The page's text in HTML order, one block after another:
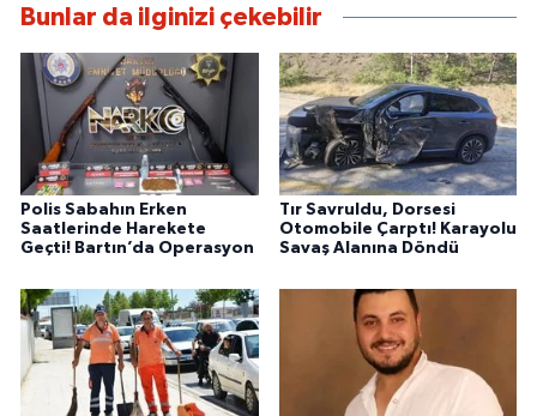
Bunlar da ilginizi çekebilir
Polis Sabahın Erken
Saatlerinde Harekete
Geçti! Bartın’da Operasyon
Tır Savruldu, Dorsesi
Otomobile Çarptı! Karayolu
Savaş Alanına Döndü